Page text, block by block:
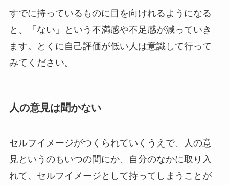
すでに持っているものに目を向けれるようになる
と、「ない」という不満感や不足感が減っていき
ます。とくに自己評価が低い人は意識して行って
みてください。
人の意見は聞かない
セルフイメージがつくられていくうえで、人の意
見というのもいつの間にか、自分のなかに取り入
れて、セルフイメージとして持ってしまうことが